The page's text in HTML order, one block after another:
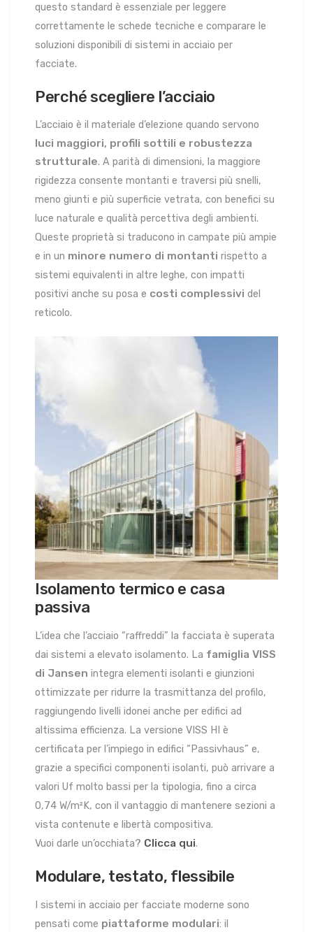
questo standard è essenziale per leggere
correttamente le schede tecniche e comparare le
soluzioni disponibili di sistemi in acciaio per
facciate.
Perché scegliere l’acciaio
L’acciaio è il materiale d’elezione quando servono
luci maggiori, profili sottili e robustezza
strutturale. A parità di dimensioni, la maggiore
rigidezza consente montanti e traversi più snelli,
meno giunti e più superficie vetrata, con benefici su
luce naturale e qualità percettiva degli ambienti.
Queste proprietà si traducono in campate più ampie
e in un minore numero di montanti rispetto a
sistemi equivalenti in altre leghe, con impatti
positivi anche su posa e costi complessivi del
reticolo.
Isolamento termico e casa
passiva
L’idea che l’acciaio “raffreddi” la facciata è superata
dai sistemi a elevato isolamento. La famiglia VISS
di Jansen integra elementi isolanti e giunzioni
ottimizzate per ridurre la trasmittanza del profilo,
raggiungendo livelli idonei anche per edifici ad
altissima efficienza. La versione VISS HI è
certificata per l’impiego in edifici “Passivhaus” e,
grazie a specifici componenti isolanti, può arrivare a
valori Uf molto bassi per la tipologia, fino a circa
0,74 W/m²K, con il vantaggio di mantenere sezioni a
vista contenute e libertà compositiva.
Vuoi darle un’occhiata? Clicca qui.
Modulare, testato, flessibile
I sistemi in acciaio per facciate moderne sono
pensati come piattaforme modulari: il